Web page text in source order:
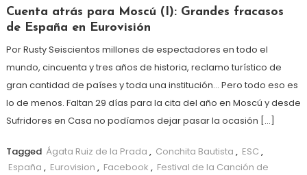
Cuenta atrás para Moscú (I): Grandes fracasos
de España en Eurovisión
Por Rusty Seiscientos millones de espectadores en todo el
mundo, cincuenta y tres años de historia, reclamo turístico de
gran cantidad de países y toda una institución… Pero todo eso es
lo de menos. Faltan 29 días para la cita del año en Moscú y desde
Sufridores en Casa no podíamos dejar pasar la ocasión […]
Tagged Ágata Ruiz de la Prada , Conchita Bautista , ESC ,
España , Eurovision , Facebook , Festival de la Canción de